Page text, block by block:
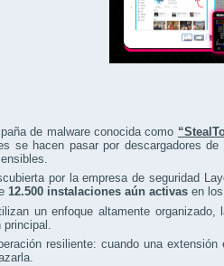
de malware conocida como
se hacen pasar por descargadores
por la empresa de seguridad
12.500 instalaciones aún activas en
un enfoque altamente
resiliente: cuando una